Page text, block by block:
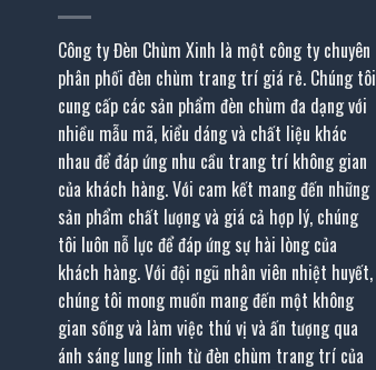
Công ty Đèn Chùm Xinh là một công ty chuyên
phân phối đèn chùm trang trí giá rẻ. Chúng tôi
cung cấp các sản phẩm đèn chùm đa dạng với
nhiều mẫu mã, kiểu dáng và chất liệu khác
nhau để đáp ứng nhu cầu trang trí không gian
của khách hàng. Với cam kết mang đến những
sản phẩm chất lượng và giá cả hợp lý, chúng
tôi luôn nỗ lực để đáp ứng sự hài lòng của
khách hàng. Với đội ngũ nhân viên nhiệt huyết,
chúng tôi mong muốn mang đến một không
gian sống và làm việc thú vị và ấn tượng qua
ánh sáng lung linh từ đèn chùm trang trí của